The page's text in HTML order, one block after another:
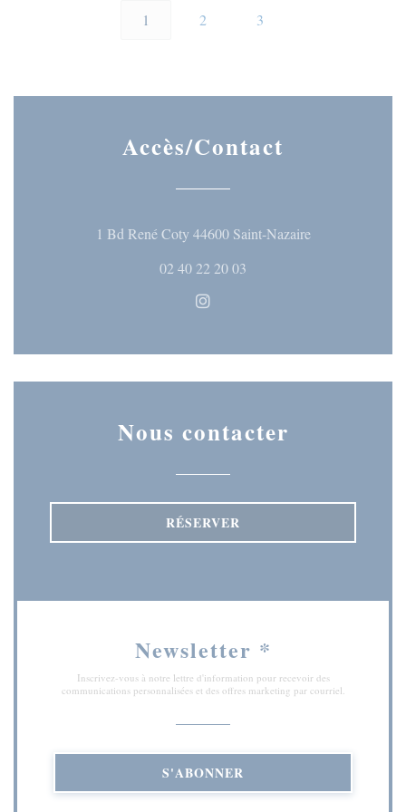
1 2 3
Accès/Contact
1 Bd René Coty 44600 Saint-Nazaire((ouvre une
02 40 22 20 03
Instagram ((ouvre une
Nous contacter
RÉSERVER
Newsletter *
Inscrivez-vous à notre lettre d'information pour recevoir des
communications personnalisées et des offres marketing par courriel.
S'ABONNER